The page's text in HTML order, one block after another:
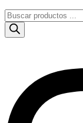
Búsqueda
de
productos